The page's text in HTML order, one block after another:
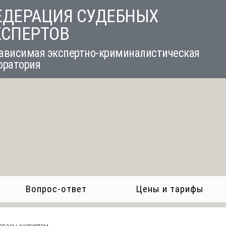
СУДЕБНЫХ
экспертно-криминалистическая
Вопрос-ответ Цены и тарифы